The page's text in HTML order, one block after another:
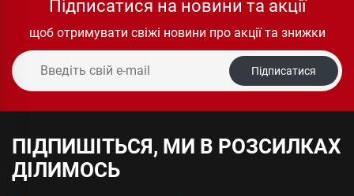
Підписатися на новини та акції
щоб отримувати свіжі новини про акції та знижки
Підписатися
ПІДПИШІТЬСЯ, МИ В РОЗСИЛКАХ
ДІЛИМОСЬ